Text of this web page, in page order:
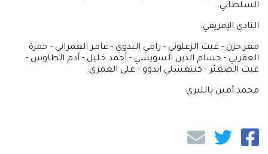
السلطاني.
النادي الإفريقي:
معز حزن - غيث الزعلوني - رامي البدوي - عامر العمراني - حمزة
العقربي - حسام الدين السويسي - أحمد خليل - آدم الطاوس -
غيث الصغيّر - كينغسلي ايدوو - علي العمري.
محمد أمين بالليري